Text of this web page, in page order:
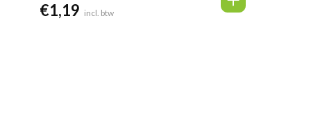
€1,19 incl. btw